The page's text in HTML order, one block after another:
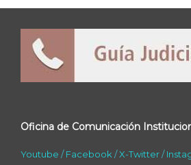
Oficina de Comunicación
Youtube /Facebook /X-Twitter/